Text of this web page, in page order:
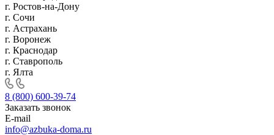
г. Ростов-на-Дону
г. Сочи
г. Астрахань
г. Воронеж
г. Краснодар
г. Ставрополь
г. Ялта
8 (800) 600-39-74
Заказать звонок
E-mail
info@azbuka-doma.ru